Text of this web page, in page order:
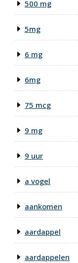
500 mg
5mg
6 mg
6mg
75 mcg
9 mg
9 uur
a vogel
aankomen
aardappel
aardappelen